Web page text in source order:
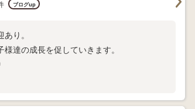
ブログup
り。
達の成長を促していきます。